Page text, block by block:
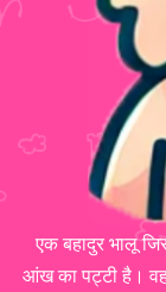
एक बहादुर भालू
आंख का पट्टी है। वह